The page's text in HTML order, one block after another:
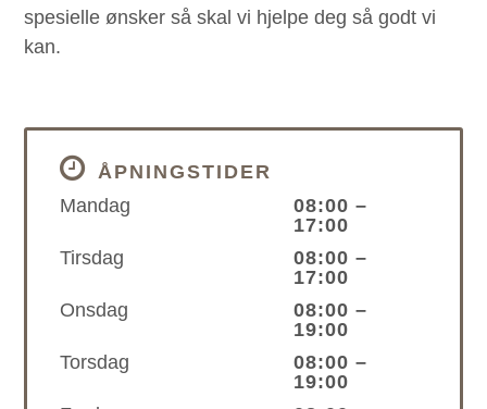
spesielle ønsker så skal vi hjelpe deg så godt vi
kan.
ÅPNINGSTIDER
Mandag
08:00 –
17:00
Tirsdag
08:00 –
17:00
Onsdag
08:00 –
19:00
Torsdag
08:00 –
19:00